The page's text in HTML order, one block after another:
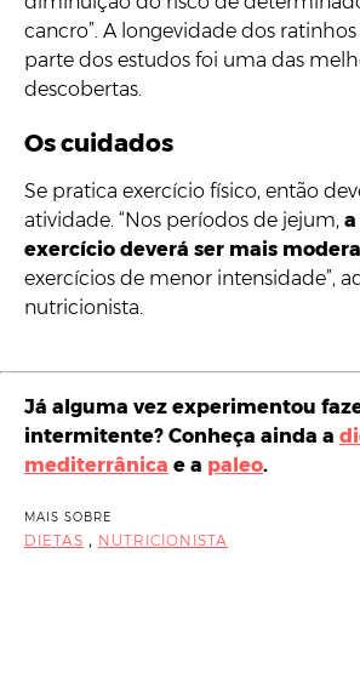
cancro”. A longevidade dos
parte dos estudos foi uma das
descobertas.
Os cuidados
Se pratica exercício físico, então
atividade. “Nos períodos de jejum,
exercício deverá ser mais
exercícios de menor intensidade”,
nutricionista.
Já alguma vez experimentou
intermitente? Conheça ainda a
mediterrânica e a paleo.
MAIS SOBRE
DIETAS , NUTRICIONISTA